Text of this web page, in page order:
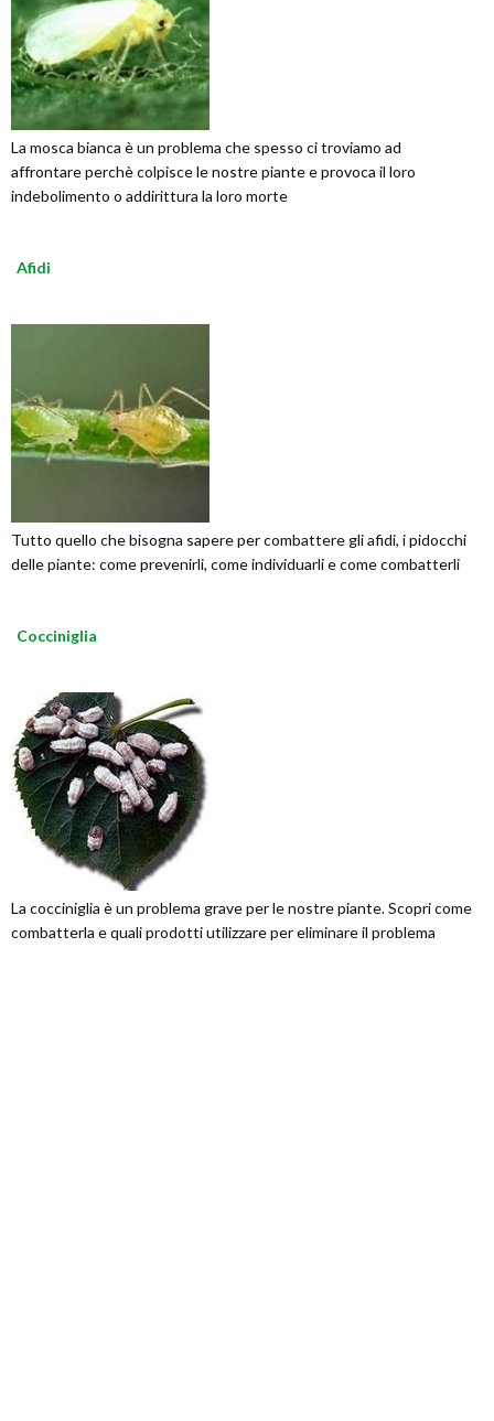
La mosca bianca è un problema che spesso ci troviamo ad
affrontare perchè colpisce le nostre piante e provoca il loro
indebolimento o addirittura la loro morte
Afidi
Tutto quello che bisogna sapere per combattere gli afidi, i pidocchi
delle piante: come prevenirli, come individuarli e come combatterli
Cocciniglia
La cocciniglia è un problema grave per le nostre piante. Scopri come
combatterla e quali prodotti utilizzare per eliminare il problema